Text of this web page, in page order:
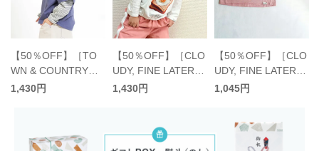
【50％OFF】［TO
WN & COUNTRY］
袖ドッキングTシャ
1,430円
【50％OFF】［CLO
UDY, FINE LATER］
目玉焼き 転写プリン
1,430円
【50％OFF】［CLO
UDY, FINE LATER］
感情 長袖Tシャツ キ
1,045円